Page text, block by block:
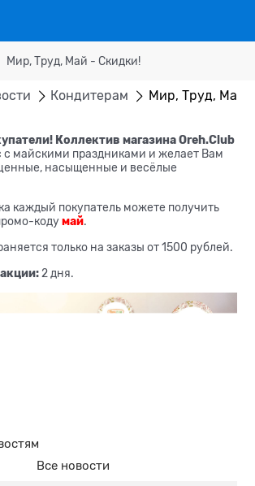
Мир, Труд, Май - Скидки!
Кондитерам Мир, Труд, Май
Коллектив магазина Oreh.Club
с майскими праздниками и желает Вам
насыщенные и весёлые
каждый покупатель можете получить
кодумай.
только на заказы от 1500 рублей.
2 дня.
Все новости